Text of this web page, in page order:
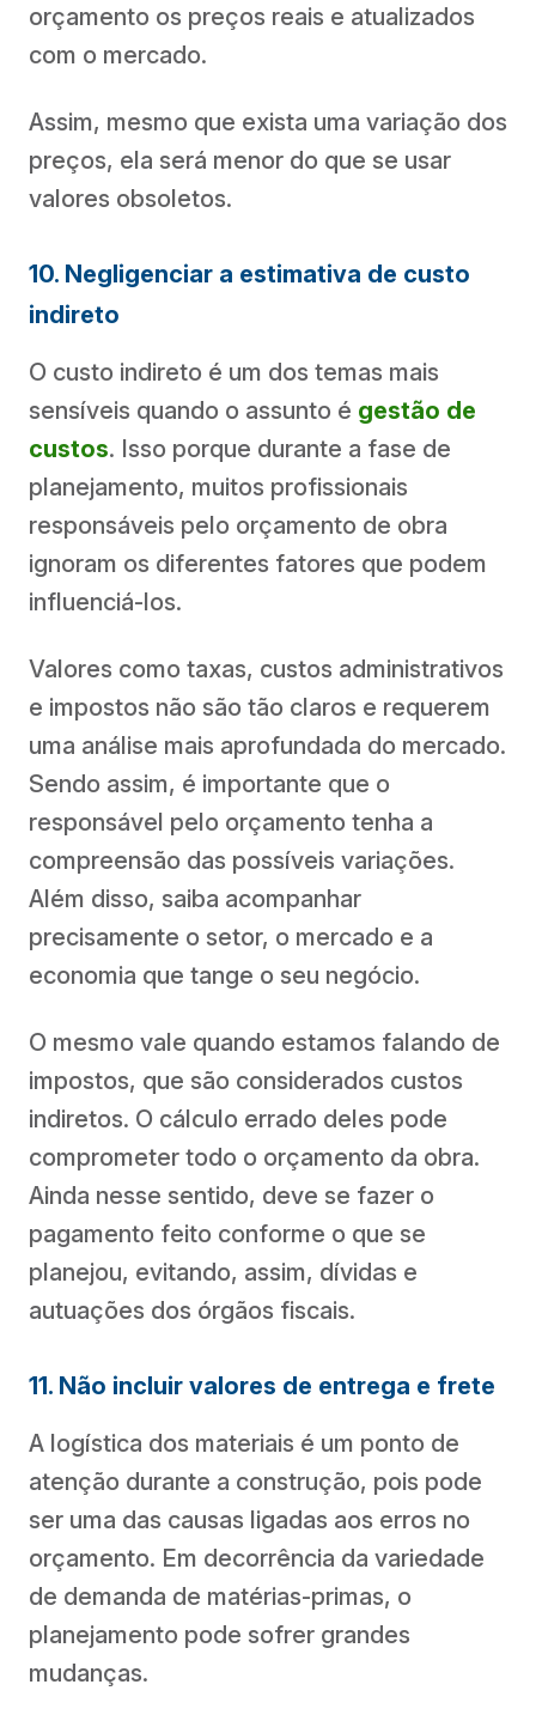
orçamento os preços reais e atualizados
com o mercado.
Assim, mesmo que exista uma variação dos
preços, ela será menor do que se usar
valores obsoletos.
10. Negligenciar a estimativa de custo
indireto
O custo indireto é um dos temas mais
sensíveis quando o assunto é gestão de
custos. Isso porque durante a fase de
planejamento, muitos profissionais
responsáveis pelo orçamento de obra
ignoram os diferentes fatores que podem
influenciá-los.
Valores como taxas, custos administrativos
e impostos não são tão claros e requerem
uma análise mais aprofundada do mercado.
Sendo assim, é importante que o
responsável pelo orçamento tenha a
compreensão das possíveis variações.
Além disso, saiba acompanhar
precisamente o setor, o mercado e a
economia que tange o seu negócio.
O mesmo vale quando estamos falando de
impostos, que são considerados custos
indiretos. O cálculo errado deles pode
comprometer todo o orçamento da obra.
Ainda nesse sentido, deve se fazer o
pagamento feito conforme o que se
planejou, evitando, assim, dívidas e
autuações dos órgãos fiscais.
11. Não incluir valores de entrega e frete
A logística dos materiais é um ponto de
atenção durante a construção, pois pode
ser uma das causas ligadas aos erros no
orçamento. Em decorrência da variedade
de demanda de matérias-primas, o
planejamento pode sofrer grandes
mudanças.